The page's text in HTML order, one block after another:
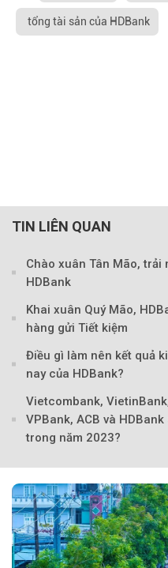
tổng tài sản của HDBank
TIN LIÊN QUAN
Chào xuân Tân Mão, trải
HDBank
Khai xuân Quý Mão,
hàng gửi Tiết kiệm
Điều gì làm nên kết quả
nay của HDBank?
Vietcombank,
VPBank, ACB và
trong năm 2023?